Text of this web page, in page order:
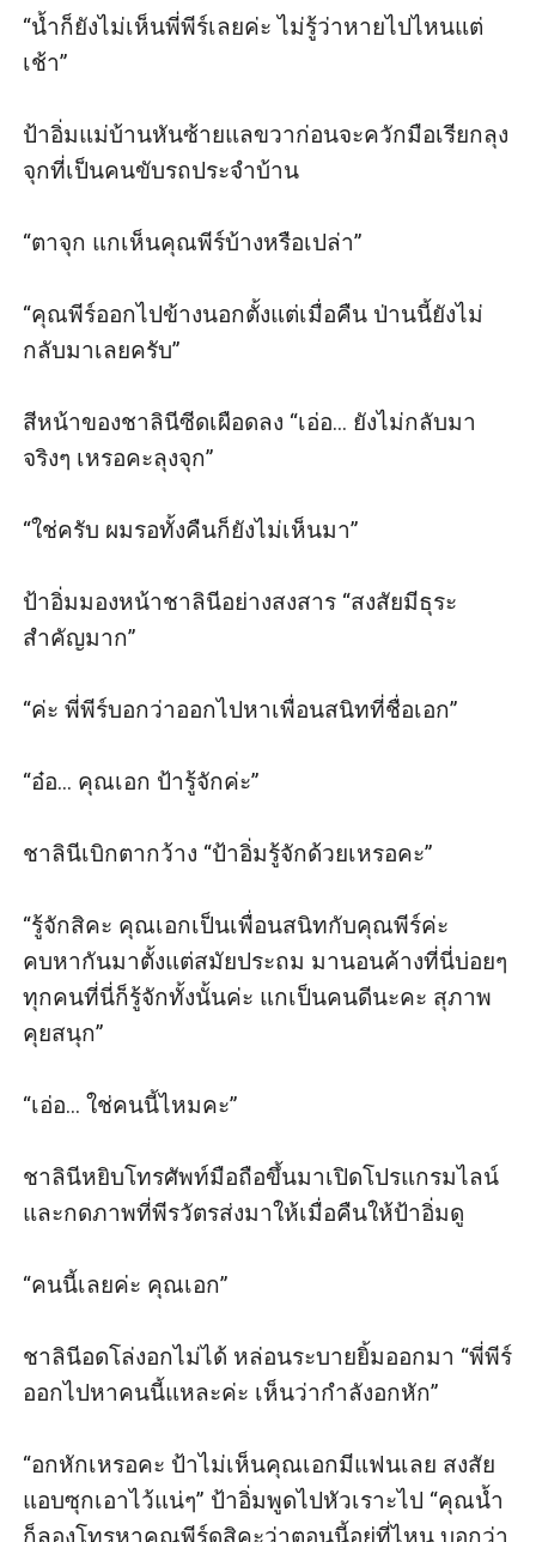
“น้ำก็ยังไม่เห็นพี่พีร์เลยค่ะ ไม่รู้ว่าหายไปไหนแต่
เช้า”
ป้าอิ่มแม่บ้านหันซ้ายแลขวาก่อนจะควักมือเรียกลุง
จุกที่เป็นคนขับรถประจำบ้าน
“ตาจุก แกเห็นคุณพีร์บ้างหรือเปล่า”
“คุณพีร์ออกไปข้างนอกตั้งแต่เมื่อคืน ป่านนี้ยังไม่
กลับมาเลยครับ”
สีหน้าของชาลินีซีดเผือดลง “เอ่อ... ยังไม่กลับมา
จริงๆ เหรอคะลุงจุก”
“ใช่ครับ ผมรอทั้งคืนก็ยังไม่เห็นมา”
ป้าอิ่มมองหน้าชาลินีอย่างสงสาร “สงสัยมีธุระ
สำคัญมาก”
“ค่ะ พี่พีร์บอกว่าออกไปหาเพื่อนสนิทที่ชื่อเอก”
“อ๋อ... คุณเอก ป้ารู้จักค่ะ”
ชาลินีเบิกตากว้าง “ป้าอิ่มรู้จักด้วยเหรอคะ”
“รู้จักสิคะ คุณเอกเป็นเพื่อนสนิทกับคุณพีร์ค่ะ
คบหากันมาตั้งแต่สมัยประถม มานอนค้างที่นี่บ่อยๆ
ทุกคนที่นี่ก็รู้จักทั้งนั้นค่ะ แกเป็นคนดีนะคะ สุภาพ
คุยสนุก”
“เอ่อ... ใช่คนนี้ไหมคะ”
ชาลินีหยิบโทรศัพท์มือถือขึ้นมาเปิดโปรแกรมไลน์
และกดภาพที่พีรวัตรส่งมาให้เมื่อคืนให้ป้าอิ่มดู
“คนนี้เลยค่ะ คุณเอก”
ชาลินีอดโล่งอกไม่ได้ หล่อนระบายยิ้มออกมา “พี่พีร์
ออกไปหาคนนี้แหละค่ะ เห็นว่ากำลังอกหัก”
“อกหักเหรอคะ ป้าไม่เห็นคุณเอกมีแฟนเลย สงสัย
แอบซุกเอาไว้แน่ๆ” ป้าอิ่มพูดไปหัวเราะไป “คุณน้ำ